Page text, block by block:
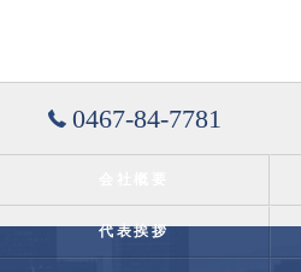
0467-84-7781
代表挨拶